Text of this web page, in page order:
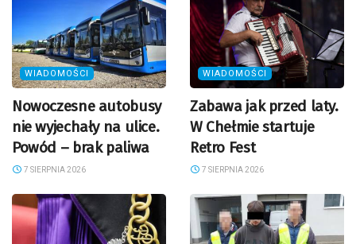
WIADOMOŚCI
Nowoczesne autobusy
nie wyjechały na ulice.
Powód – brak paliwa
7 SIERPNIA 2026
WIADOMOŚCI
Zabawa jak przed laty.
W Chełmie startuje
Retro Fest
7 SIERPNIA 2026